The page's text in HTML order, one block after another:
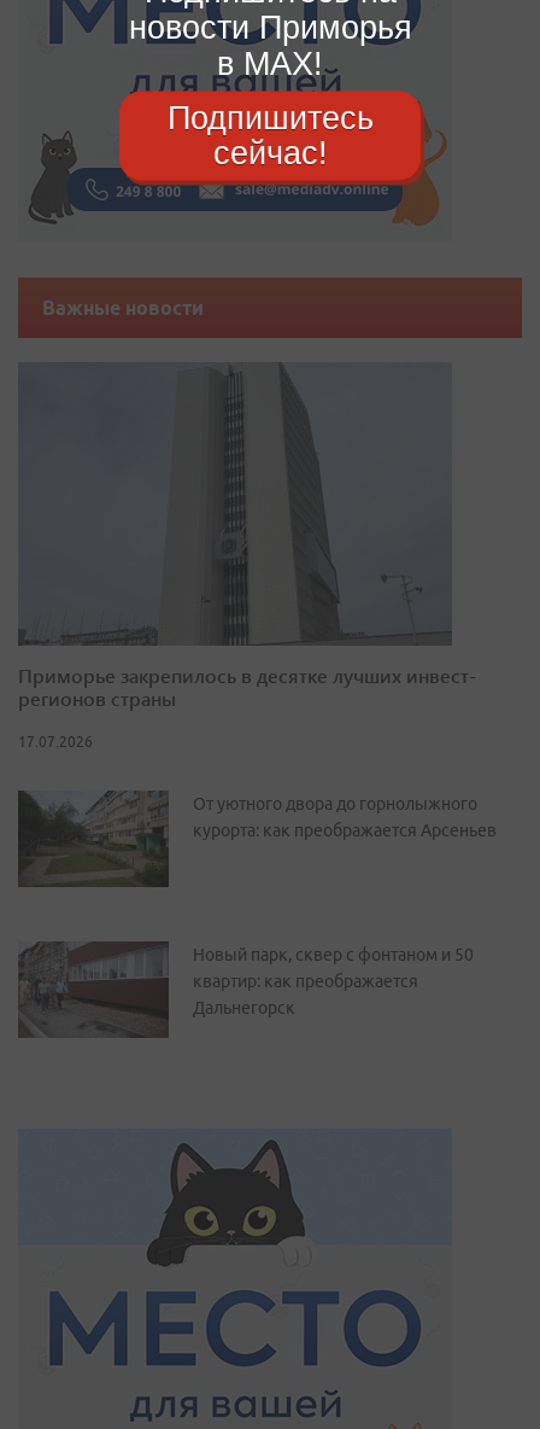
Важные новости
Приморье закрепилось в десятке лучших инвест-
регионов страны
17.07.2026
От уютного двора до горнолыжного
курорта: как преображается Арсеньев
Новый парк, сквер с фонтаном и 50
квартир: как преображается
Дальнегорск
новости Приморья
в MAX!
Подпишитесь
сейчас!